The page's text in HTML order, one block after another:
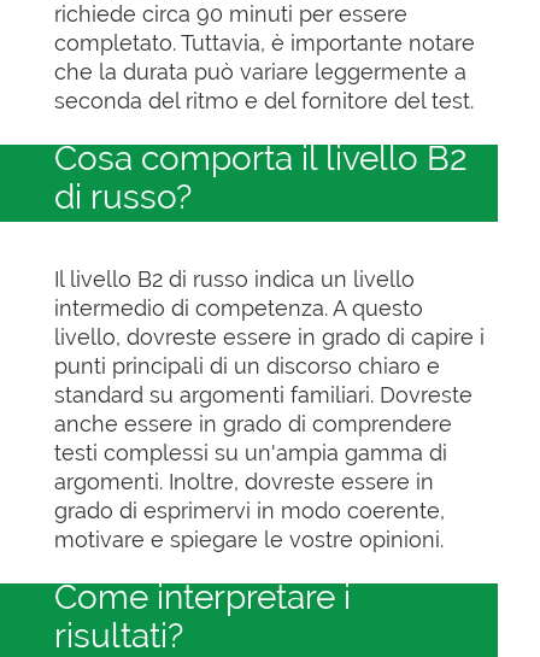
richiede circa 90 minuti per essere
completato. Tuttavia, è importante notare
che la durata può variare leggermente a
seconda del ritmo e del fornitore del test.
Cosa comporta il livello B2
di russo?
Il livello B2 di russo indica un livello
intermedio di competenza. A questo
livello, dovreste essere in grado di capire i
punti principali di un discorso chiaro e
standard su argomenti familiari. Dovreste
anche essere in grado di comprendere
testi complessi su un'ampia gamma di
argomenti. Inoltre, dovreste essere in
grado di esprimervi in modo coerente,
motivare e spiegare le vostre opinioni.
Come interpretare i
risultati?